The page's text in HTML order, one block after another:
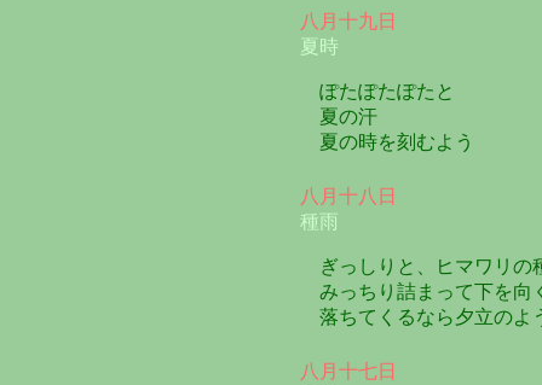
八月十九日
夏時
ぽたぽたぽたと
夏の汗
夏の時を刻むよう
八月十八日
種雨
ぎっしりと、ヒマワリの
みっちり詰まって下を向
落ちてくるなら夕立のよ
八月十七日